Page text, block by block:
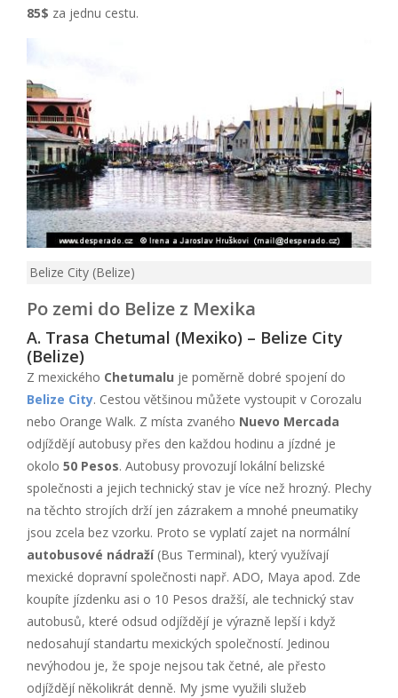
85$ za jednu cestu.
Belize City (Belize)
Po zemi do Belize z Mexika
A. Trasa Chetumal (Mexiko) – Belize City
(Belize)
Z mexického Chetumalu je poměrně dobré spojení do
Belize City. Cestou většinou můžete vystoupit v Corozalu
nebo Orange Walk. Z místa zvaného Nuevo Mercada
odjíždějí autobusy přes den každou hodinu a jízdné je
okolo 50 Pesos. Autobusy provozují lokální belizské
společnosti a jejich technický stav je více než hrozný. Plechy
na těchto strojích drží jen zázrakem a mnohé pneumatiky
jsou zcela bez vzorku. Proto se vyplatí zajet na normální
autobusové nádraží(Bus Terminal), který využívají
mexické dopravní společnosti např. ADO, Maya apod. Zde
koupíte jízdenku asi o 10 Pesos dražší, ale technický stav
autobusů, které odsud odjíždějí je výrazně lepší i když
nedosahují standartu mexických společností. Jedinou
nevýhodou je, že spoje nejsou tak četné, ale přesto
odjíždějí několikrát denně. My jsme využili služeb